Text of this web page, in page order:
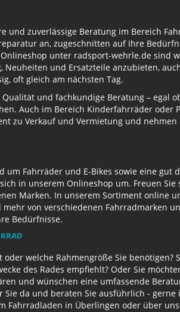
und zuverlässige Beratung im Bereich
an, zugeschnitten auf Ihre
unter radsport-wehrle.de sind
und Ersatzteile anzubieten,
oft gleich am nächsten Tag.
und fachkundige Beratung – egal
Auch im Bereich Kinderfahrräder
zu Verkauf und Vermietung und
um Fahrräder und E-Bikes sowie eine
in unserem Onlineshop um. Freuen
Marken. In unserem Sortiment online
von verschiedenen Fahrradmarken
Bedürfnisse.
welche Rahmengröße Sie benötigen?
des Rades empfiehlt? Oder Sie
und wünschen eine umfassende
da und beraten Sie ausführlich -
Fahrradladen in Überlingen oder über